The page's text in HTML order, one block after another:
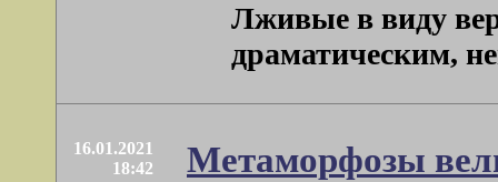
Лживые в виду
драматическим,
16.01.2021
18:42
Метаморфозы